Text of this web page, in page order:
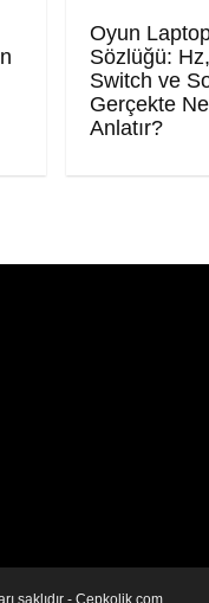
Oyun
Sözlüğü:
Switch ve
Gerçekte Ne
Anlatır?
saklıdır - Cepkolik.com